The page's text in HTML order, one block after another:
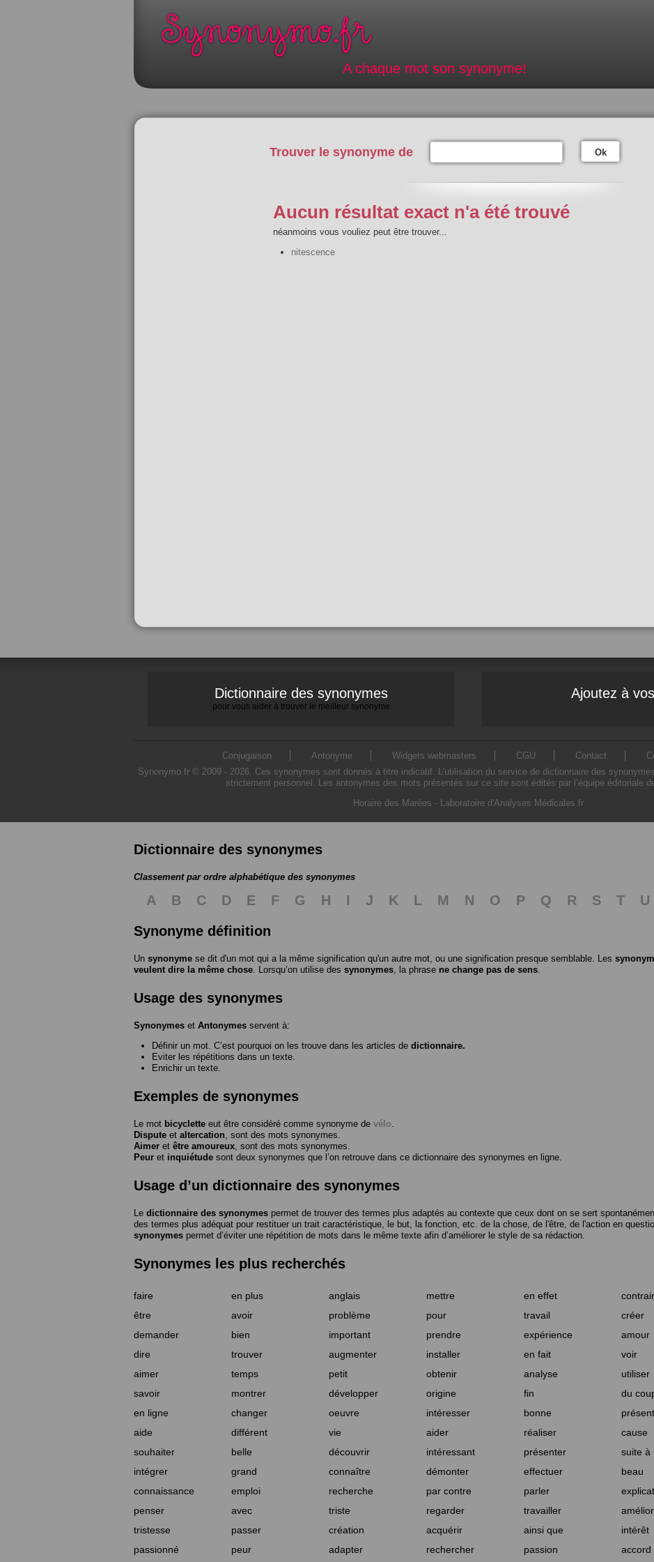
A chaque mot son synonyme!
Trouver le synonyme de Ok
Aucun résultat exact n'a été trouvé
néanmoins vous vouliez peut être trouver...
nitescence
Dictionnaire des synonymes
pour vous aider à trouver le meilleur synonyme
Ajoutez à
Conjugaison Antonyme Widgets webmasters CGU Contact
Synonymo.fr © 2009 - 2026. Ces synonymes sont donnés à titre indicatif. L'utilisation du service de dictionnaire des
strictement personnel. Les antonymes des mots présentés sur ce site sont édités par l’équipe éditoriale
Horaire des Marées - Laboratoire d'Analyses Médicales.fr
Dictionnaire des synonymes
Classement par ordre alphabétique des synonymes
A B C D E F G H I J K L M N O P Q R S T U
Synonyme définition
Un synonyme se dit d'un mot qui a la même signification qu'un autre mot, ou une signification presque semblable. Les
veulent dire la même chose . Lorsqu’on utilise des synonymes , la phrase ne change pas de sens
Usage des synonymes
Synonymes et Antonymes servent à:
Définir un mot. C’est pourquoi on les trouve dans les articles de dictionnaire.
Eviter les répétitions dans un texte.
Enrichir un texte.
Exemples de synonymes
Le mot bicyclette eut être considéré comme synonyme de vélo
Dispute et altercation , sont des mots synonymes.
Aimer et être amoureux , sont des mots synonymes.
Peur et inquiétude sont deux synonymes que l’on retrouve dans ce dictionnaire des synonymes en ligne.
Usage d’un dictionnaire des synonymes
Le dictionnaire des synonymes permet de trouver des termes plus adaptés au contexte que ceux dont on se sert
des termes plus adéquat pour restituer un trait caractéristique, le but, la fonction, etc. de la chose, de l'être, de l'action en
synonymes permet d’éviter une répétition de mots dans le même texte afin d’améliorer le style de sa rédaction.
Synonymes les plus recherchés
faire en plus anglais mettre en effet
être
avoir problème pour travail
créer
demander
bien important prendre expérience
amour
dire
trouver augmenter installer en fait
voir
aimer
temps petit obtenir analyse
utiliser
savoir
montrer développer origine fin
du
en ligne
changer oeuvre intéresser bonne
aide
différent vie aider réaliser
cause
souhaiter
belle découvrir intéressant présenter
suite à
intégrer
grand connaître démonter effectuer
beau
connaissance
emploi recherche par contre parler
penser
avec triste regarder travailler
tristesse
passer création acquérir ainsi que
intérêt
passionné
peur adapter rechercher passion accord